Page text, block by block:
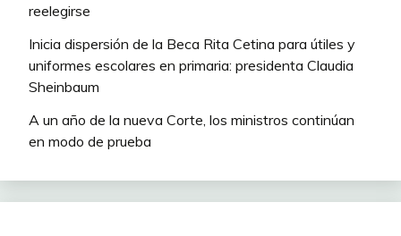
reelegirse
Inicia dispersión de la Beca Rita Cetina para útiles y
uniformes escolares en primaria: presidenta Claudia
Sheinbaum
A un año de la nueva Corte, los ministros continúan
en modo de prueba